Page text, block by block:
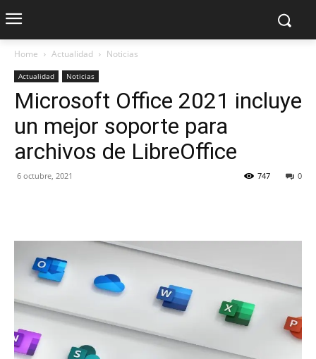
Home Actualidad Noticias
Actualidad Noticias
Microsoft Office 2021 incluye
un mejor soporte para
archivos de LibreOffice
6 octubre, 2021 0
747